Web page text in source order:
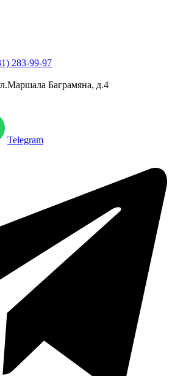
283-99-97
Баграмяна, д.4
Telegram